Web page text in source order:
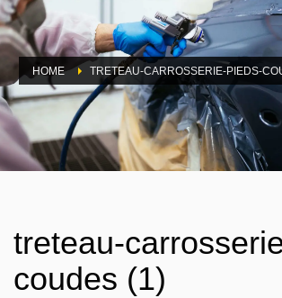
HOME TRETEAU-CARROSSERIE-PIEDS-
treteau-
coudes (1)